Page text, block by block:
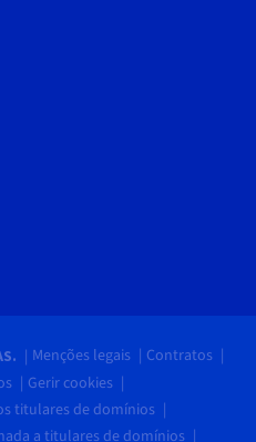
Menções legais
Contratos
Gerir cookies
titulares de domínios
a titulares de domínios